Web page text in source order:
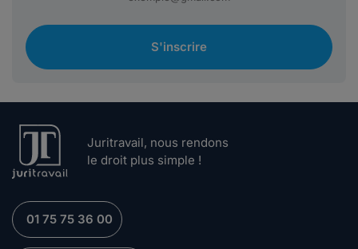
S'inscrire
Juritravail, nous rendons
le droit plus simple !
01 75 75 36 00